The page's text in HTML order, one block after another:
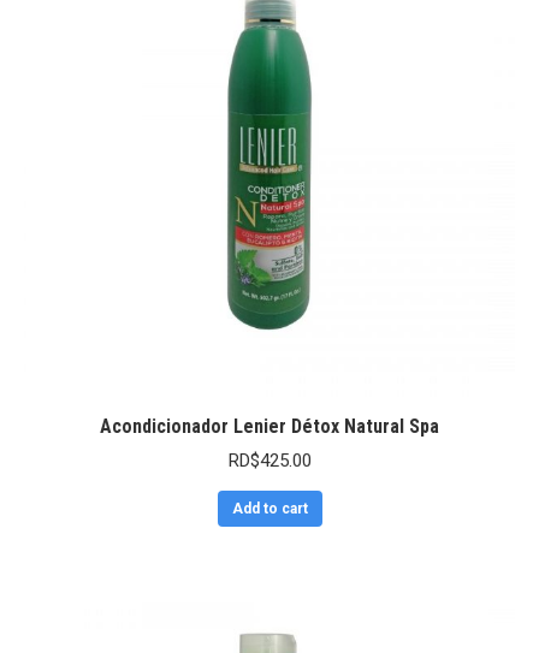
Acondicionador Lenier Détox Natural Spa
RD$425.00
Add to cart